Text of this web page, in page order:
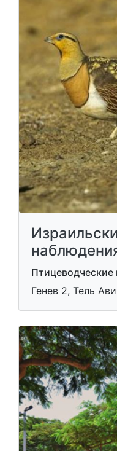
Птицеводческие
Генев 2, Тель